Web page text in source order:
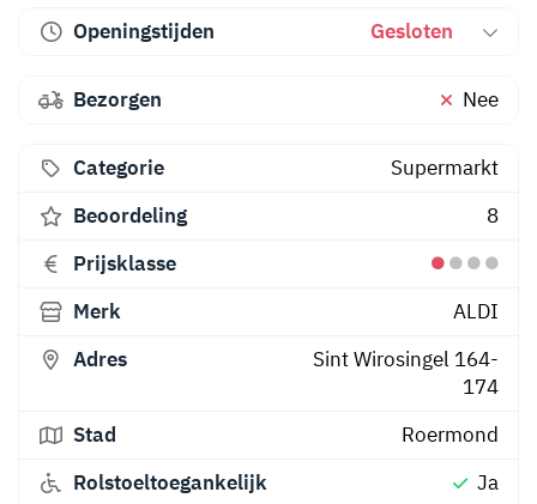
Openingstijden Gesloten
Bezorgen Nee
Categorie
Supermarkt
Beoordeling
8
Prijsklasse
Merk
ALDI
Adres
Sint Wirosingel 164-
174
Stad
Roermond
Rolstoeltoegankelijk
Ja